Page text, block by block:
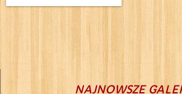
NAJNOWSZE